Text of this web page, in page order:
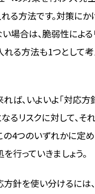
る方法です。対策にか
場合は、脆弱性による
る方法も1つとして考
ば、いよいよ「対応方
なるリスクに対して、そ
4つのいずれかに定め
行っていきましょう。
方針を使い分けるには